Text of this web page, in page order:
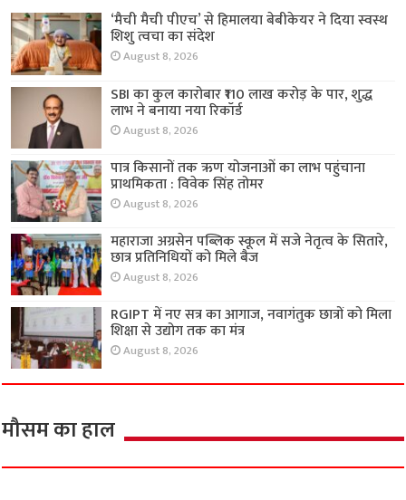
‘मैची मैची पीएच’ से हिमालया बेबीकेयर ने दिया स्वस्थ
शिशु त्वचा का संदेश
August 8, 2026
SBI का कुल कारोबार ₹110 लाख करोड़ के पार, शुद्ध
लाभ ने बनाया नया रिकॉर्ड
August 8, 2026
पात्र किसानों तक ऋण योजनाओं का लाभ पहुंचाना
प्राथमिकता : विवेक सिंह तोमर
August 8, 2026
महाराजा अग्रसेन पब्लिक स्कूल में सजे नेतृत्व के सितारे,
छात्र प्रतिनिधियों को मिले बैज
August 8, 2026
RGIPT में नए सत्र का आगाज, नवागंतुक छात्रों को मिला
शिक्षा से उद्योग तक का मंत्र
August 8, 2026
मौसम का हाल